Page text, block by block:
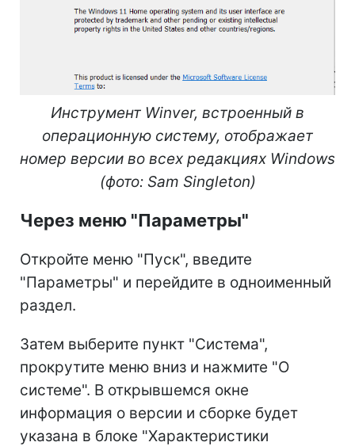
Инструмент Winver, встроенный в
операционную систему, отображает
номер версии во всех редакциях Windows
(фото: Sam Singleton)
Через меню "Параметры"
Откройте меню "Пуск", введите
"Параметры" и перейдите в одноименный
раздел.
Затем выберите пункт "Система",
прокрутите меню вниз и нажмите "О
системе". В открывшемся окне
информация о версии и сборке будет
указана в блоке "Характеристики